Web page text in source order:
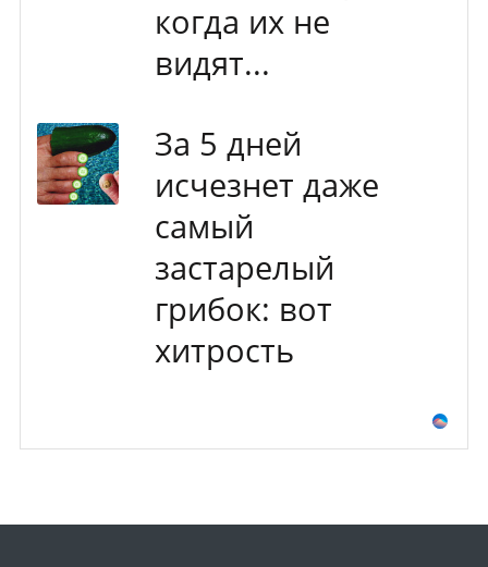
когда их не
видят...
За 5 дней
исчезнет даже
самый
застарелый
грибок: вот
хитрость